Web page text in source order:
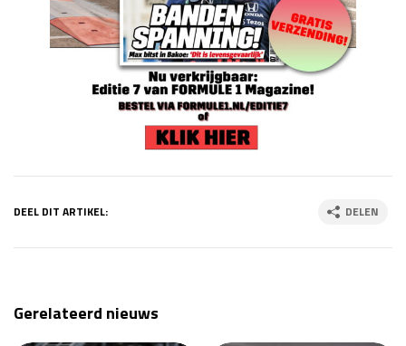
DEEL DIT ARTIKEL: DELEN
Gerelateerd nieuws